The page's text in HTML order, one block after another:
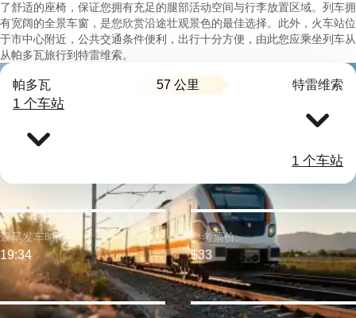
了舒适的座椅，保证您拥有充足的腿部活动空间与行李放置区域。列车拥
有宽阔的全景车窗，是您欣赏沿途壮观景色的最佳选择。此外，火车站位
于市中心附近，公共交通条件便利，出行十分方便，由此您应乘坐列车从
从帕多瓦旅行到特雷维索。
帕多瓦 57 公里 特雷维索
1 个车站
1 个车站
最早发车时间:
19:34
参考票价:
$33